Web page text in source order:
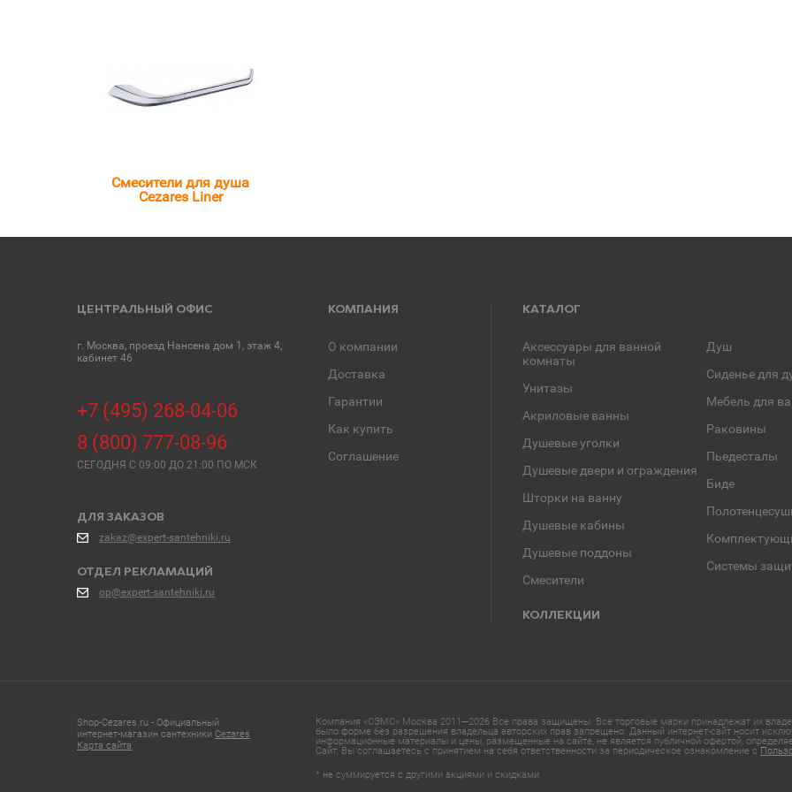
Смесители для душа
Cezares Liner
ЦЕНТРАЛЬНЫЙ ОФИС
г. Москва, проезд Нансена дом 1, этаж 4,
кабинет 46
+7 (495) 268-04-06
8 (800) 777-08-96
СЕГОДНЯ C 09:00 ДО 21:00 ПО МСК
ДЛЯ ЗАКАЗОВ
zakaz@expert-santehniki.ru
ОТДЕЛ РЕКЛАМАЦИЙ
op@expert-santehniki.ru
КОМПАНИЯ
О компании
Доставка
Гарантии
Как купить
Соглашение
КАТАЛОГ
Аксессуары для ванной
комнаты
Унитазы
Акриловые ванны
Душевые уголки
Душевые двери и ограждения
Шторки на ванну
Душевые кабины
Душевые поддоны
Смесители
Душ
Сиденье для
Мебель для
Раковины
Пьедесталы
Биде
Системы
КОЛЛЕКЦИИ
Shop-Cezares.ru - Официальный
интернет-магазин сантехники Cezares
Карта сайта
Компания «СЭМС» Москва 2011—2026 Все права защищены. Все торговые марки принадлежат их
было форме без разрешения владельца авторских прав запрещено. Данный интернет-сайт носит
информационные материалы и цены, размещенные на сайте, не является публичной офертой,
Сайт, Вы соглашаетесь с принятием на себя ответственности за периодическое ознакомление с
* не суммируется с другими акциями и скидками